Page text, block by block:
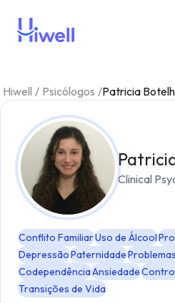
Hiwell / Psicólogos /Patricia
Clinical
Conflito FamiliarUso de Álcool
DepressãoPaternidade
CodependênciaAnsiedade
Transições de Vida